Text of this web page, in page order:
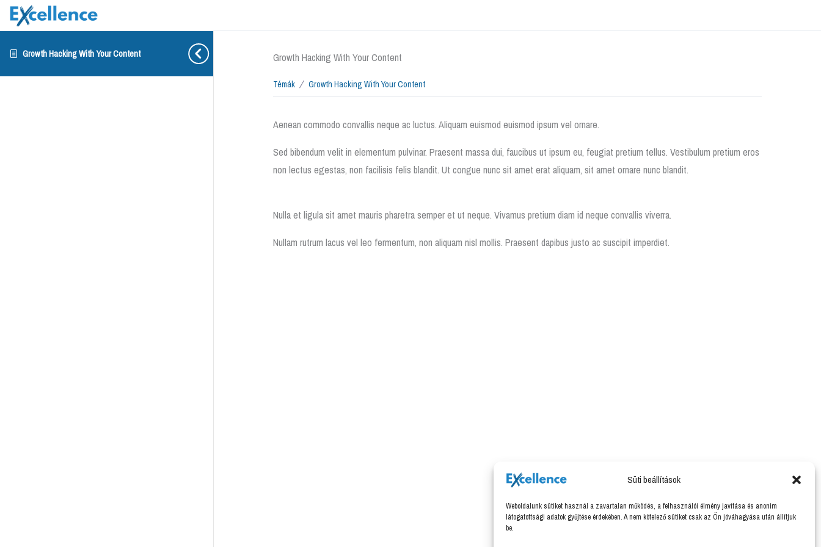
Süti beállítások
Weboldalunk sütiket használ a zavartalan működés, a felhasználói élmény javítása és anonim
látogatottsági adatok gyűjtése érdekében. A nem kötelező sütiket csak az Ön jóváhagyása után állítjuk
be.
Growth Hacking With Your Content Growth Hacking With Your Content
Témák Growth Hacking With Your Content
Aenean commodo convallis neque ac luctus. Aliquam euismod euismod ipsum vel ornare.
Sed bibendum velit in elementum pulvinar. Praesent massa dui, faucibus ut ipsum eu, feugiat pretium tellus. Vestibulum pretium eros
non lectus egestas, non facilisis felis blandit. Ut congue nunc sit amet erat aliquam, sit amet ornare nunc blandit.
Nulla et ligula sit amet mauris pharetra semper et ut neque. Vivamus pretium diam id neque convallis viverra.
Nullam rutrum lacus vel leo fermentum, non aliquam nisl mollis. Praesent dapibus justo ac suscipit imperdiet.